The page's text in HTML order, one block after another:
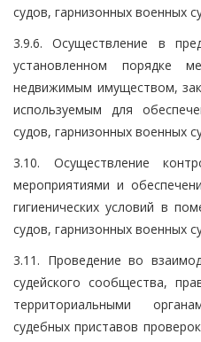
судов, гарнизонных военных
3.9.6. Осуществление в
установленном порядке
недвижимым имуществом,
используемым для
судов, гарнизонных военных
3.10. Осуществление
мероприятиями и
гигиенических условий в
судов, гарнизонных военных
3.11. Проведение во
судейского сообщества,
территориальными
судебных приставов